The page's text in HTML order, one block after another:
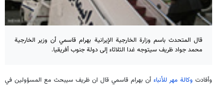
قال المتحدث باسم وزارة الخارجية الإيرانية بهرام قاسمي أن وزير الخارجية
محمد جواد ظريف سيتوجه غدا الثلاثاء إلى دولة جنوب أفريقيا.
وأفادت وكالة مهر للأنباء أن بهرام قاسمي قال ان ظريف سيبحث مع المسؤولين في